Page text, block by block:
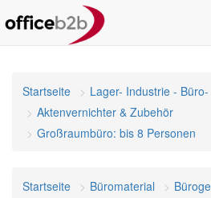
Startseite Lager- Industrie -
Aktenvernichter & Zubehör
Großraumbüro: bis 8 Personen
Startseite Büromaterial